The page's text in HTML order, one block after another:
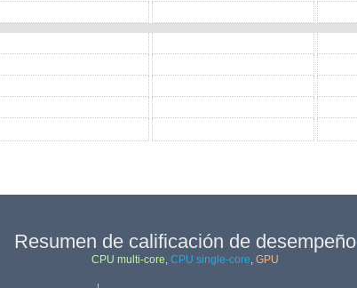
Resumen de calificación de desempeño
CPU multi-core, CPU single-core, GPU